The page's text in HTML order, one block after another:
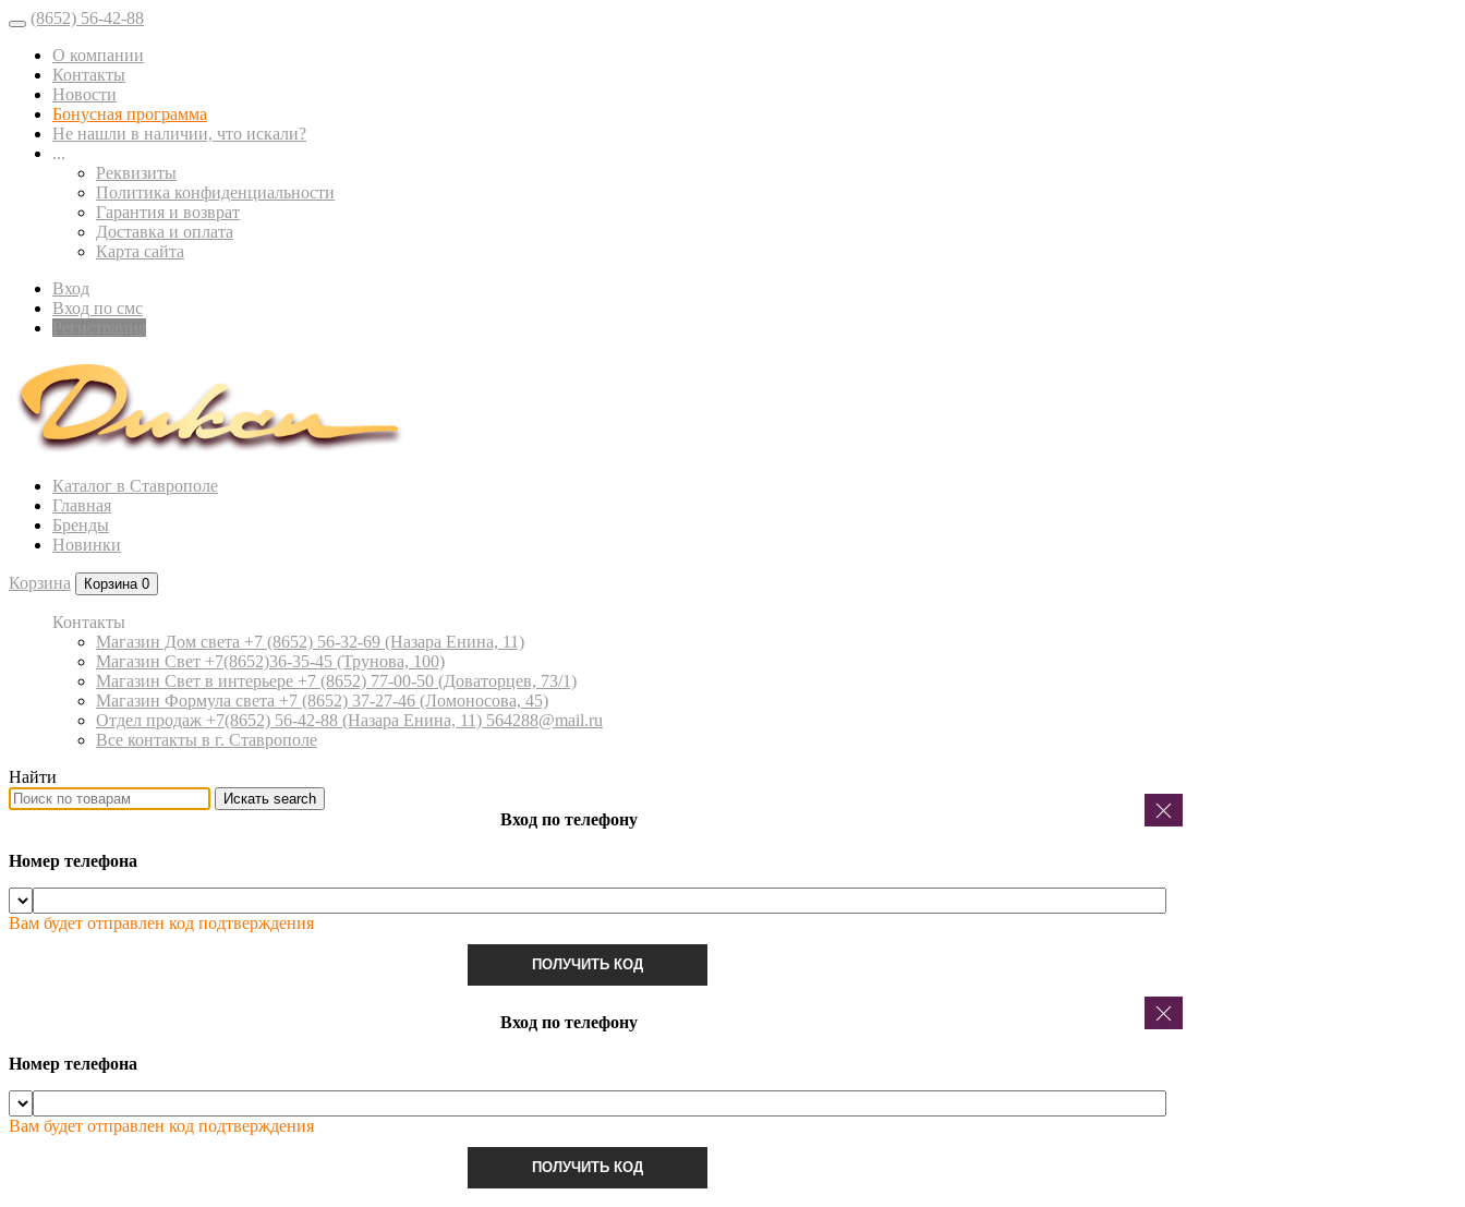
(8652) 56-42-88
О компании
Контакты
Новости
Бонусная программа
Не нашли в наличии, что искали?
...
Реквизиты
Политика конфиденциальности
Гарантия и возврат
Доставка и оплата
Карта сайта
Вход
Вход по смс
Каталог в Ставрополе
Главная
Бренды
Новинки
Корзина Корзина 0
Контакты
Магазин Дом света +7 (8652) 56-32-69 (Назара Енина, 11)
Магазин Свет +7(8652)36-35-45 (Трунова, 100)
Магазин Свет в интерьере +7 (8652) 77-00-50 (Доваторцев, 73/1)
Магазин Формула света +7 (8652) 37-27-46 (Ломоносова, 45)
Отдел продаж +7(8652) 56-42-88 (Назара Енина, 11) 564288@mail.ru
Все контакты в г. Ставрополе
Найти
Искать search
Вход по телефону
Номер телефона
Вам будет отправлен код подтверждения
ПОЛУЧИТЬ КОД
Вход по телефону
Номер телефона
Вам будет отправлен код подтверждения
ПОЛУЧИТЬ КОД